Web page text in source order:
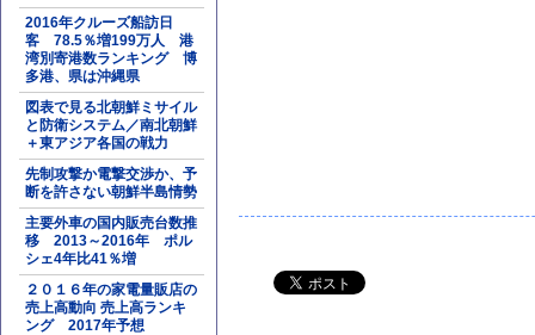
2016年クルーズ船訪日
客 78.5％増199万人 港
湾別寄港数ランキング 博
多港、県は沖縄県
図表で見る北朝鮮ミサイル
と防衛システム／南北朝鮮
＋東アジア各国の戦力
先制攻撃か電撃交渉か、予
断を許さない朝鮮半島情勢
主要外車の国内販売台数推
移 2013～2016年 ポル
シェ4年比41％増
２０１６年の家電量販店の
売上高動向 売上高ランキ
ング 2017年予想